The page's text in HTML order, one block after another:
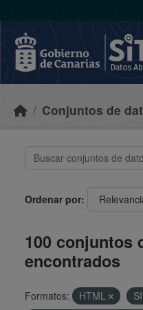
Conjuntos de
Ordenar por
100 conjuntos
encontrados
Formatos: HTML